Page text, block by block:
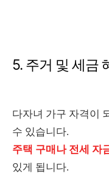
5. 주거 및 세금
다자녀 가구 자격이
수 있습니다.
주택 구매나 전세 자
있게 됩니다.